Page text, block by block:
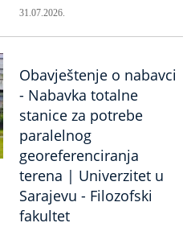
31.07.2026.
Obavještenje o nabavci
- Nabavka totalne
stanice za potrebe
paralelnog
georeferenciranja
terena | Univerzitet u
Sarajevu - Filozofski
fakultet